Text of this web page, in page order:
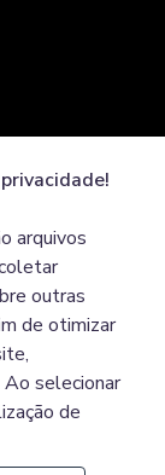
arquivos
outras
de otimizar
selecionar
de